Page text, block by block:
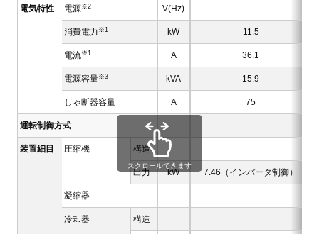
電気特性 電源※2 V(Hz)
消費電力 ※1 kW 11.5
電流※1 A 36.1
電源容量※3 kVA 15.9
しゃ断器容量 A 75
運転制御方式
装置細目 圧縮機 構造
出力 kW 7.46（インバータ制御）
凝縮器
冷却器 構造
スクロールできます